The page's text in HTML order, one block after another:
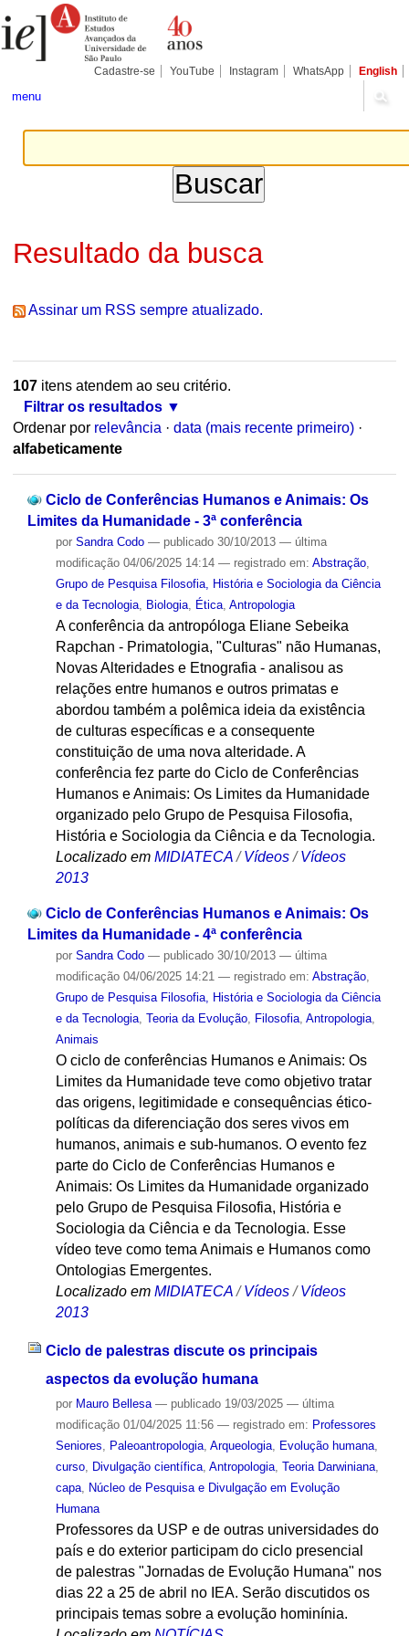
para
conteúdo.
Pessoais
Cadastre-se YouTube Instagram WhatsApp English
menu
Resultado da busca
Assinar um RSS sempre atualizado.
107itens atendem ao seu critério.
Filtrar os resultados
Ordenar por relevância · data (mais recente primeiro) ·
alfabeticamente
Ciclo de Conferências Humanos e Animais: Os
Limites da Humanidade - 3ª conferência
por Sandra Codo — publicado30/10/2013 — última
modificação04/06/2025 14:14 — registrado em: Abstração,
Grupo de Pesquisa Filosofia, História e Sociologia da Ciência
e da Tecnologia, Biologia, Ética, Antropologia
A conferência da antropóloga Eliane Sebeika
Rapchan - Primatologia, "Culturas" não Humanas,
Novas Alteridades e Etnografia - analisou as
relações entre humanos e outros primatas e
abordou também a polêmica ideia da existência
de culturas específicas e a consequente
constituição de uma nova alteridade. A
conferência fez parte do Ciclo de Conferências
Humanos e Animais: Os Limites da Humanidade
organizado pelo Grupo de Pesquisa Filosofia,
História e Sociologia da Ciência e da Tecnologia.
Localizado em MIDIATECA /Vídeos /Vídeos
2013
Ciclo de Conferências Humanos e Animais: Os
Limites da Humanidade - 4ª conferência
por Sandra Codo — publicado30/10/2013 — última
modificação04/06/2025 14:21 — registrado em: Abstração,
Grupo de Pesquisa Filosofia, História e Sociologia da Ciência
e da Tecnologia, Teoria da Evolução, Filosofia, Antropologia,
Animais
O ciclo de conferências Humanos e Animais: Os
Limites da Humanidade teve como objetivo tratar
das origens, legitimidade e consequências ético-
políticas da diferenciação dos seres vivos em
humanos, animais e sub-humanos. O evento fez
parte do Ciclo de Conferências Humanos e
Animais: Os Limites da Humanidade organizado
pelo Grupo de Pesquisa Filosofia, História e
Sociologia da Ciência e da Tecnologia. Esse
vídeo teve como tema Animais e Humanos como
Ontologias Emergentes.
Localizado em MIDIATECA /Vídeos /Vídeos
2013
Ciclo de palestras discute os principais
aspectos da evolução humana
por Mauro Bellesa — publicado19/03/2025 — última
modificação01/04/2025 11:56 — registrado em: Professores
Seniores, Paleoantropologia, Arqueologia, Evolução humana,
curso, Divulgação científica, Antropologia, Teoria Darwiniana,
capa, Núcleo de Pesquisa e Divulgação em Evolução
Humana
Professores da USP e de outras universidades do
país e do exterior participam do ciclo presencial
de palestras "Jornadas de Evolução Humana" nos
dias 22 a 25 de abril no IEA. Serão discutidos os
principais temas sobre a evolução hominínia.